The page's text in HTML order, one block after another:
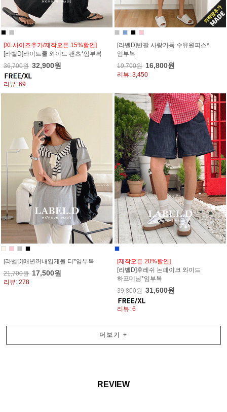
[XL사이즈추가/제작오픈 15%할인]
[라벨D]라이트쿨 와이드 팬츠*임부복
36,700원 32,900원
리뷰: 69
[라벨D]반팔 사랑가득 수유원피스*
임부복
19,700원 16,800원
리뷰: 3,450
[라벨D]매년꺼내입게될 티*임부복
21,700원 17,500원
리뷰: 278
[제작오픈 20%할인]
[라벨D]후레쉬 논페이크 와이드
하프데님*임부복
39,800원 31,600원
리뷰: 6
더보기 +
REVIEW